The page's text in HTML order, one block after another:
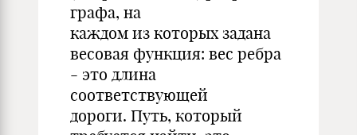
графа, на
каждом из которых задана
весовая функция: вес ребра
- это длина
соответствующей
дороги. Путь, который